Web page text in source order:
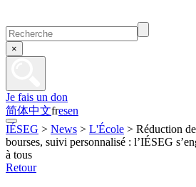
×
Je fais un don
简体中文fresen
IÉSEG > News > L'École > Réduction
bourses, suivi personnalisé : l’IÉSEG
à tous
Retour